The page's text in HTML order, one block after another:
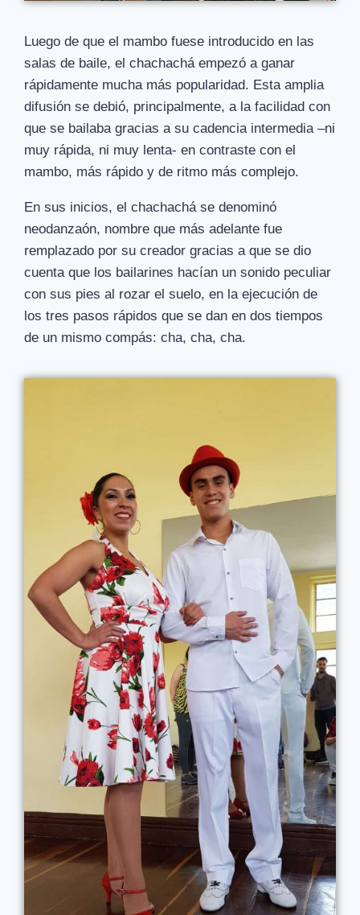
Luego de que el mambo fuese introducido en las
salas de baile, el chachachá empezó a ganar
rápidamente mucha más popularidad. Esta amplia
difusión se debió, principalmente, a la facilidad con
que se bailaba gracias a su cadencia intermedia –ni
muy rápida, ni muy lenta- en contraste con el
mambo, más rápido y de ritmo más complejo.
En sus inicios, el chachachá se denominó
neodanzaón, nombre que más adelante fue
remplazado por su creador gracias a que se dio
cuenta que los bailarines hacían un sonido peculiar
con sus pies al rozar el suelo, en la ejecución de
los tres pasos rápidos que se dan en dos tiempos
de un mismo compás: cha, cha, cha.